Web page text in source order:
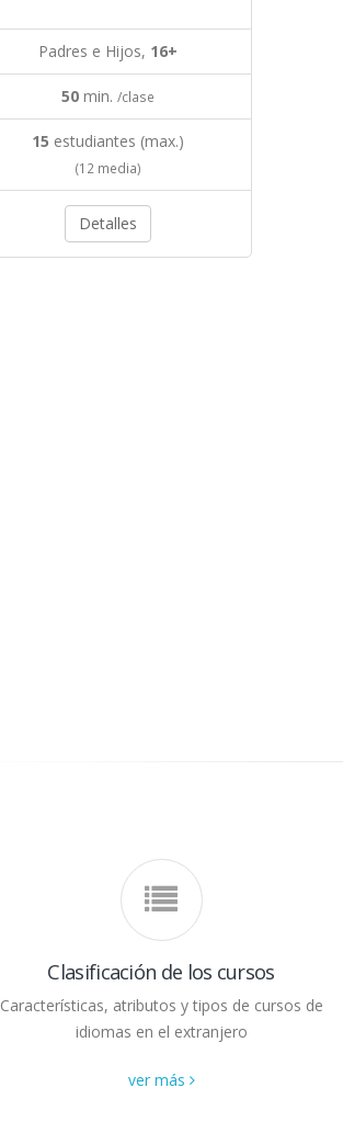
Padres e Hijos, 16+
50min. /clase
15 estudiantes (max.)
(12 media)
Detalles
Clasificación de los cursos
Características, atributos y tipos de cursos de
idiomas en el extranjero
ver más